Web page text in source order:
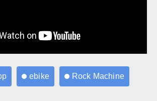
ebike Rock Machine